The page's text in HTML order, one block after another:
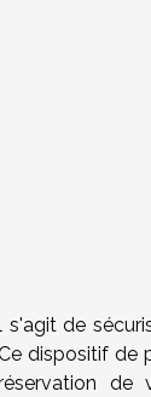
s'agit de
dispositif de
de